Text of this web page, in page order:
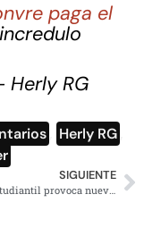
paga el
RG
Herly RG
SIGUIENTE
Viaje estudiantil provoca nuevo brote de la Covid-19 en España